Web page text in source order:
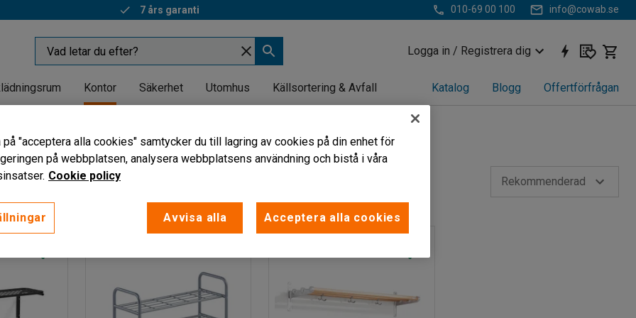
7 års garanti 010-69 00 100 info@cowab.se
Logga in / Registrera dig
Kontor Säkerhet Utomhus Källsortering & Avfall Katalog Blogg Offertförfrågan
Bredd Djup Rekommenderad
på "acceptera alla cookies" samtycker du till lagring av cookies på din enhet för
på webbplatsen, analysera webbplatsens användning och bistå i våra
Cookie policy
Avvisa alla Acceptera alla cookies